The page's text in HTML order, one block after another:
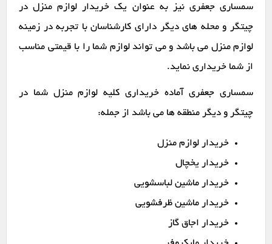
سمساری جعفری نیز به عنوان یک خریدار لوازم منزل در
چیتگر و محله های دیگر دارای کارشناسان با تجربه در زمینه
لوازم منزل می باشد و می تواند لوازم شما را با قیمتی مناسب
از شما خریداری نماید.
سمساری جعفری آماده خریداری کلیه لوازم منزل شما در
چیتگر و دیگر منطقه ها می باشد از جمله:
خریدار لوازم منزل
خریدار یخچال
خریدار ماشین لباسشویی
خریدار ماشین ظرفشویی
خریدار اجاق گاز